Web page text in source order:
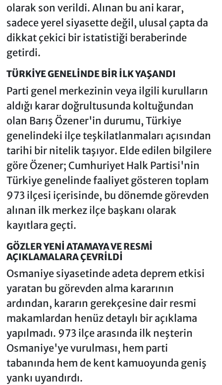
olarak son verildi. Alınan bu ani karar,
sadece yerel siyasette değil, ulusal çapta da
dikkat çekici bir istatistiği beraberinde
getirdi.
TÜRKİYE GENELİNDE BİR İLK YAŞANDI
Parti genel merkezinin veya ilgili kurulların
aldığı karar doğrultusunda koltuğundan
olan Barış Özener'in durumu, Türkiye
genelindeki ilçe teşkilatlanmaları açısından
tarihi bir nitelik taşıyor. Elde edilen bilgilere
göre Özener; Cumhuriyet Halk Partisi'nin
Türkiye genelinde faaliyet gösteren toplam
973 ilçesi içerisinde, bu dönemde görevden
alınan ilk merkez ilçe başkanı olarak
kayıtlara geçti.
GÖZLER YENİ ATAMAYA VE RESMİ
AÇIKLAMALARA ÇEVRİLDİ
Osmaniye siyasetinde adeta deprem etkisi
yaratan bu görevden alma kararının
ardından, kararın gerekçesine dair resmi
makamlardan henüz detaylı bir açıklama
yapılmadı. 973 ilçe arasında ilk neşterin
Osmaniye'ye vurulması, hem parti
tabanında hem de kent kamuoyunda geniş
yankı uyandırdı.